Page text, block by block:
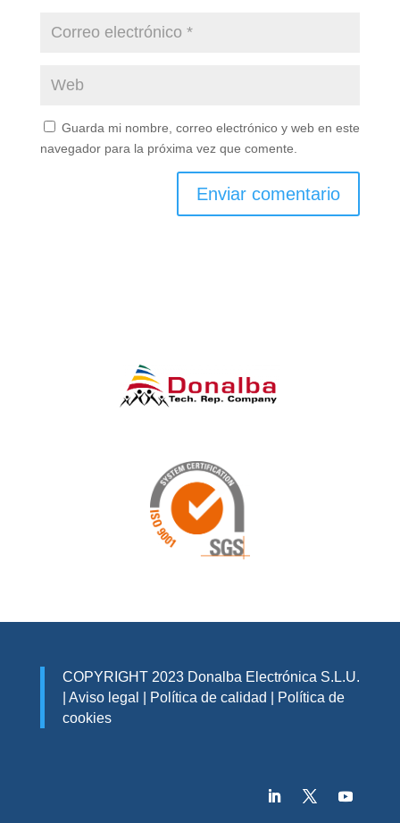
Guarda mi nombre, correo electrónico y web en este
navegador para la próxima vez que comente.
COPYRIGHT 2023 Donalba Electrónica S.L.U.
Aviso legal Política de calidad
Política de
cookies